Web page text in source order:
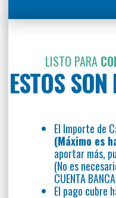
LISTO PARA
ESTOS
El Importe de
(Máximo es
aportar más,
(No es
CUENTA
El pago cubre